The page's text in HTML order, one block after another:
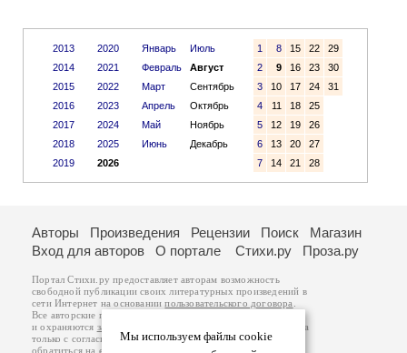
2013
2014
2015
2016
2017
2018
2019
2020
2021
2022
2023
2024
2025
2026
Январь
Июль
Февраль
Август
Март
Сентябрь
Апрель
Октябрь
Май
Ноябрь
Июнь
Декабрь
1 8 15 22
29
2
9 16 23
30
3
10 17 24
31
4
11 18
25
5
12 19
26
6
13 20
27
7
14 21 28
Мы используем файлы cookie
Авторы Произведения Рецензии Поиск
Магазин
Вход для авторов
О портале Стихи.ру Проза.ру
Портал Стихи.ру предоставляет авторам возможность
свободной публикации своих литературных произведений в
сети Интернет на основаниипользовательского договора
Все авторские права на произведения принадлежат авторам
и охраняются законом
. Перепечатка произведений возможна
только с согласия его автора, к которому вы можете
обратиться на его авторской странице. Ответственность за